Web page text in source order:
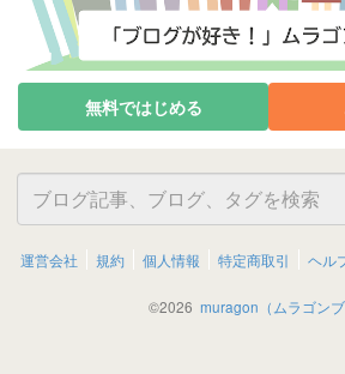
無料ではじめる
運営会社 規約 個人情報 特定商取引 ヘル
©2026 muragon（ムラゴンブ